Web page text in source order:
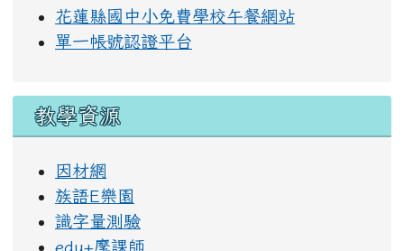
花蓮縣國中小免費學校午餐網站
單一帳號認證平台
教學資源
因材網
族語E樂園
識字量測驗
edu+摩課師